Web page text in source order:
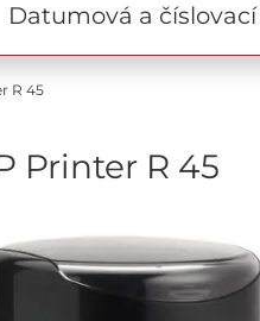
Datumová a
R 45
Printer R 45